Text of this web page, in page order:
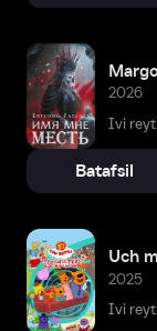
2026
Ivi
Batafsil
Uch
2025
Ivi